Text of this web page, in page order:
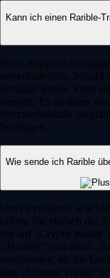
Kann ich einen Rarible-
Nein,
unveränderlich. Sobald
bestätigt wurde, kann
werden. Es ist daher
Netzwerkdetails
bestätigen.
Wie sende ich Rarible
Um zu erfahren, wie
öffnen Sie einfach die
Sie auf „Crypto
„Transfer“ und dann
entscheiden, ob Sie
eine „Externe Wallet“